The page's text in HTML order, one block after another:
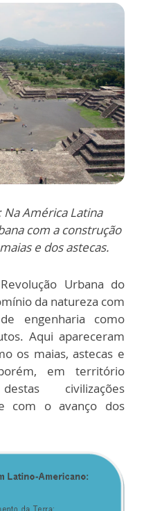
Na América Latina
com a construção
e dos astecas.
Urbana do
da natureza com
engenharia como
Aqui apareceram
os maias, astecas e
em território
civilizações
com o avanço dos